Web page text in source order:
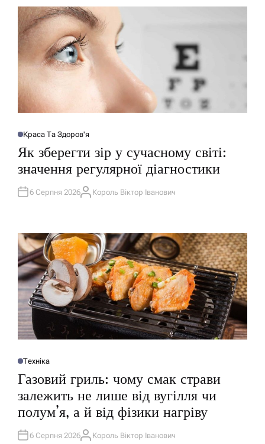
О
У
Л
І
У
В
Краса Та Здоров'я
Як зберегти зір у сучасному світі:
значення регулярної діагностики
6 Серпня 2026А
Король Віктор Іванович
О
Л
І
К
У
А
Т
Техніка
Газовий гриль: чому смак страви
залежить не лише від вугілля чи
полум’я, а й від фізики нагріву
6 Серпня 2026А
Король Віктор Іванович